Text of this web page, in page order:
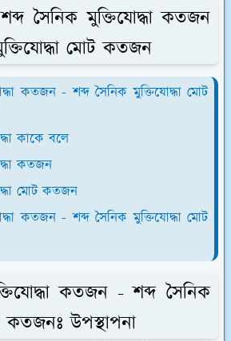
সৈনিক মুক্তিযোদ্ধা কতজন
মোট কতজন
কতজন - শব্দ সৈনিক মুক্তিযোদ্ধা মোট
কাকে বলে
কতজন
মোট কতজন
কতজন - শব্দ সৈনিক মুক্তিযোদ্ধা মোট
কতজন - শব্দ সৈনিক
কতজনঃ উপস্থাপনা